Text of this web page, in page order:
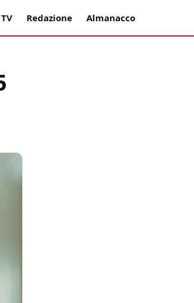
Redazione Almanacco